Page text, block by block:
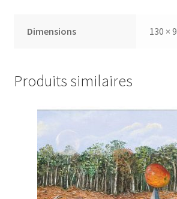
Dimensions 130 ×
Produits similaires